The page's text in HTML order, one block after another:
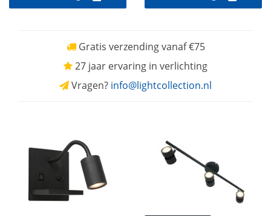
Gratis verzending vanaf €75
27 jaar ervaring in verlichting
Vragen? info@lightcollection.nl